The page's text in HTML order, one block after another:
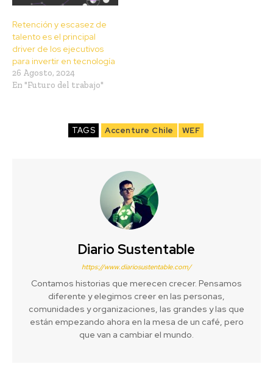
Retención y escasez de
talento es el principal
driver de los ejecutivos
para invertir en tecnología
26 Agosto, 2024
En "Futuro del trabajo"
TAGS Accenture Chile WEF
Diario Sustentable
https://www.diariosustentable.com/
Contamos historias que merecen crecer. Pensamos
diferente y elegimos creer en las personas,
comunidades y organizaciones, las grandes y las que
están empezando ahora en la mesa de un café, pero
que van a cambiar el mundo.